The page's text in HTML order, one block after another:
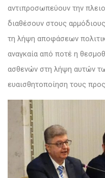
αντιπροσωπεύουν την
διαθέσουν στους
τη λήψη αποφάσεων
αναγκαία από ποτέ η
ασθενών στη λήψη αυτών
ευαισθητοποίηση τους